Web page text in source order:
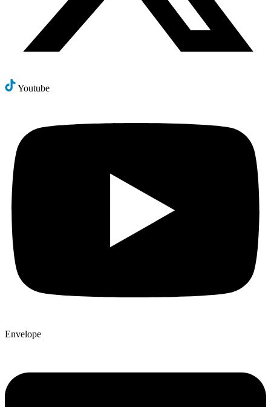
Youtube
Envelope